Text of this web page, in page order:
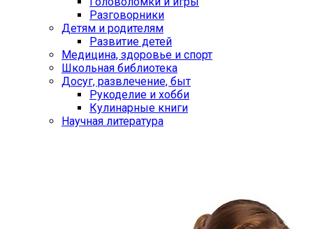
Разговорники
Детям и родителям
Развитие детей
Медицина, здоровье и спорт
Школьная библиотека
Досуг, развлечение, быт
Рукоделие и хобби
Кулинарные книги
Научная литература